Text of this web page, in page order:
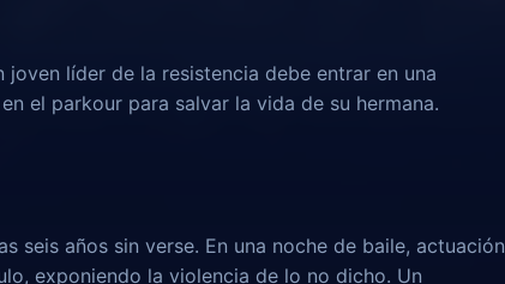
joven líder de la resistencia debe entrar en una
el parkour para salvar la vida de su hermana.
seis años sin verse. En una noche de baile, actuación
exponiendo la violencia de lo no dicho. Un